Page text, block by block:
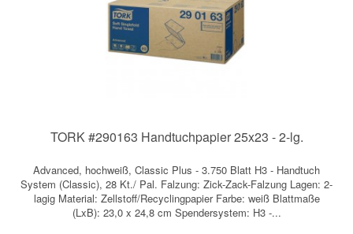
TORK #290163 Handtuchpapier 25x23 - 2-lg.
Advanced, hochweiß, Classic Plus - 3.750 Blatt H3 - Handtuch
System (Classic), 28 Kt./ Pal. Falzung: Zick-Zack-Falzung Lagen: 2-
lagig Material: Zellstoff/Recyclingpapier Farbe: weiß Blattmaße
(LxB): 23,0 x 24,8 cm Spendersystem: H3 -...